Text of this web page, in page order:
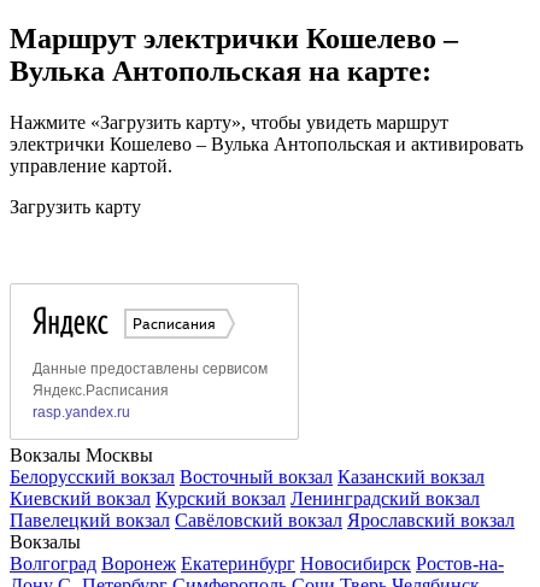
Маршрут электрички Кошелево –
Вулька Антопольская на карте:
Нажмите «Загрузить карту», чтобы увидеть маршрут
электрички Кошелево – Вулька Антопольская и активировать
управление картой.
Загрузить карту
Вокзалы Москвы
Белорусский вокзал Восточный вокзал Казанский вокзал
Киевский вокзал Курский вокзал Ленинградский вокзал
Павелецкий вокзал Савёловский вокзал Ярославский вокзал
Вокзалы
Волгоград Воронеж Екатеринбург Новосибирск Ростов-на-